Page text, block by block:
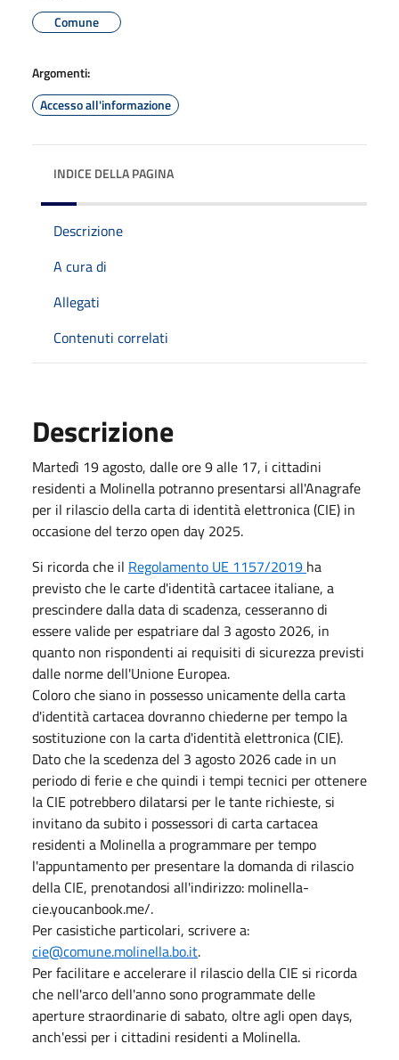
Comune
Argomenti:
Accesso all'informazione
INDICE DELLA PAGINA
Descrizione
A cura di
Allegati
Contenuti correlati
Descrizione
Martedì 19 agosto, dalle ore 9 alle 17, i cittadini
residenti a Molinella potranno presentarsi all'Anagrafe
per il rilascio della carta di identità elettronica (CIE) in
occasione del terzo open day 2025.
Si ricorda che il Regolamento UE 1157/2019 ha
previsto che le carte d'identità cartacee italiane, a
prescindere dalla data di scadenza, cesseranno di
essere valide per espatriare dal 3 agosto 2026, in
quanto non rispondenti ai requisiti di sicurezza previsti
dalle norme dell'Unione Europea.
Coloro che siano in possesso unicamente della carta
d'identità cartacea dovranno chiederne per tempo la
sostituzione con la carta d'identità elettronica (CIE).
Dato che la scedenza del 3 agosto 2026 cade in un
periodo di ferie e che quindi i tempi tecnici per ottenere
la CIE potrebbero dilatarsi per le tante richieste, si
invitano da subito i possessori di carta cartacea
residenti a Molinella a programmare per tempo
l'appuntamento per presentare la domanda di rilascio
della CIE, prenotandosi all'indirizzo: molinella-
cie.youcanbook.me/.
Per casistiche particolari, scrivere a:
cie@comune.molinella.bo.it.
Per facilitare e accelerare il rilascio della CIE si ricorda
che nell'arco dell'anno sono programmate delle
aperture straordinarie di sabato, oltre agli open days,
anch'essi per i cittadini residenti a Molinella.